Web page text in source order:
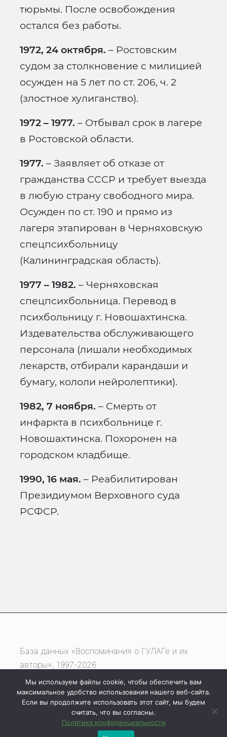
тюрьмы. После освобождения
остался без работы.
1972, 24 октября. – Ростовским
судом за столкновение с милицией
осужден на 5 лет по ст. 206, ч. 2
(злостное хулиганство).
1972 – 1977. – Отбывал срок в лагере
в Ростовской области.
1977. – Заявляет об отказе от
гражданства СССР и требует выезда
в любую страну свободного мира.
Осужден по ст. 190 и прямо из
лагеря этапирован в Черняховскую
спецпсихбольницу
(Калининградская область).
1977 – 1982. – Черняховская
спецпсихбольница. Перевод в
психбольницу г. Новошахтинска.
Издевательства обслуживающего
персонала (лишали необходимых
лекарств, отбирали карандаши и
бумагу, кололи нейролептики).
1982, 7 ноября. – Смерть от
инфаркта в психбольнице г.
Новошахтинска. Похоронен на
городском кладбище.
1990, 16 мая. – Реабилитирован
Президиумом Верховного суда
РСФСР.
База данных «Воспоминания о ГУЛАГе и их
авторы», 1997-2026
Если вы нашли ошибку, выделите фрагмент
текста и нажмите одновременно
клавиши Ctrl
Мы используем файлы cookie, чтобы обеспечить вам
максимальное удобство использования нашего веб-сайта.
Если вы продолжите использовать этот сайт, мы будем
считать, что вы согласны.
Политика конфиденциальности